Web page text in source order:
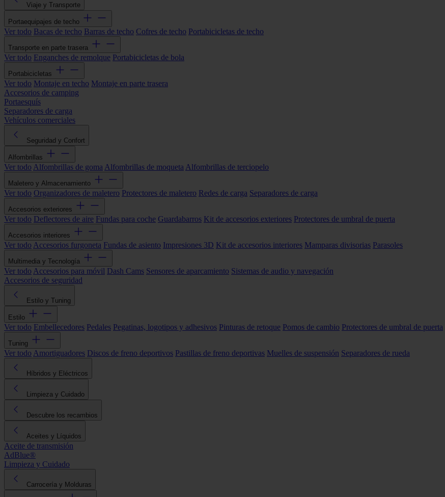
Viaje y Transporte
Portaequipajes de techo
Ver todo Bacas de techo Barras de techo Cofres de techo Portabicicletas de techo
Transporte en parte trasera
Ver todo Enganches de remolque Portabicicletas de bola
Portabicicletas
Ver todo Montaje en techo Montaje en parte trasera
Accesorios de camping
Portaesquís
Separadores de carga
Vehículos comerciales
Seguridad y Confort
Alfombrillas
Ver todo Alfombrillas de goma Alfombrillas de moqueta Alfombrillas de terciopelo
Maletero y Almacenamiento
Ver todo Organizadores de maletero Protectores de maletero Redes de carga Separadores de carga
Accesorios exteriores
Ver todo Deflectores de aire Fundas para coche Guardabarros Kit de accesorios exteriores Protectores de umbral de puerta
Accesorios interiores
Ver todo Accesorios furgoneta Fundas de asiento Impresiones 3D Kit de accesorios interiores Mamparas divisorias Parasoles
Multimedia y Tecnología
Ver todo Accesorios para móvil Dash Cams Sensores de aparcamiento Sistemas de audio y navegación
Accesorios de seguridad
Estilo y Tuning
Estilo
Ver todo Embellecedores Pedales Pegatinas, logotipos y adhesivos Pinturas de retoque Pomos de cambio Protectores de umbral de puerta
Tuning
Ver todo Amortiguadores Discos de freno deportivos Pastillas de freno deportivas Muelles de suspensión Separadores de rueda
Híbridos y Eléctricos
Limpieza y Cuidado
Descubre los recambios
Aceites y Líquidos
Aceite de transmisión
AdBlue®
Limpieza y Cuidado
Carrocería y Molduras